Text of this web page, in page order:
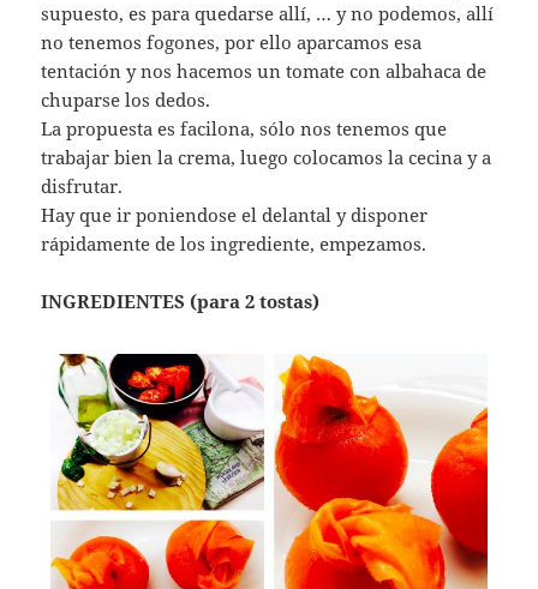
supuesto, es para quedarse allí, … y no podemos, allí
no tenemos fogones, por ello aparcamos esa
tentación y nos hacemos un tomate con albahaca de
chuparse los dedos.
La propuesta es facilona, sólo nos tenemos que
trabajar bien la crema, luego colocamos la cecina y a
disfrutar.
Hay que ir poniendose el delantal y disponer
rápidamente de los ingrediente, empezamos.
INGREDIENTES (para 2 tostas)